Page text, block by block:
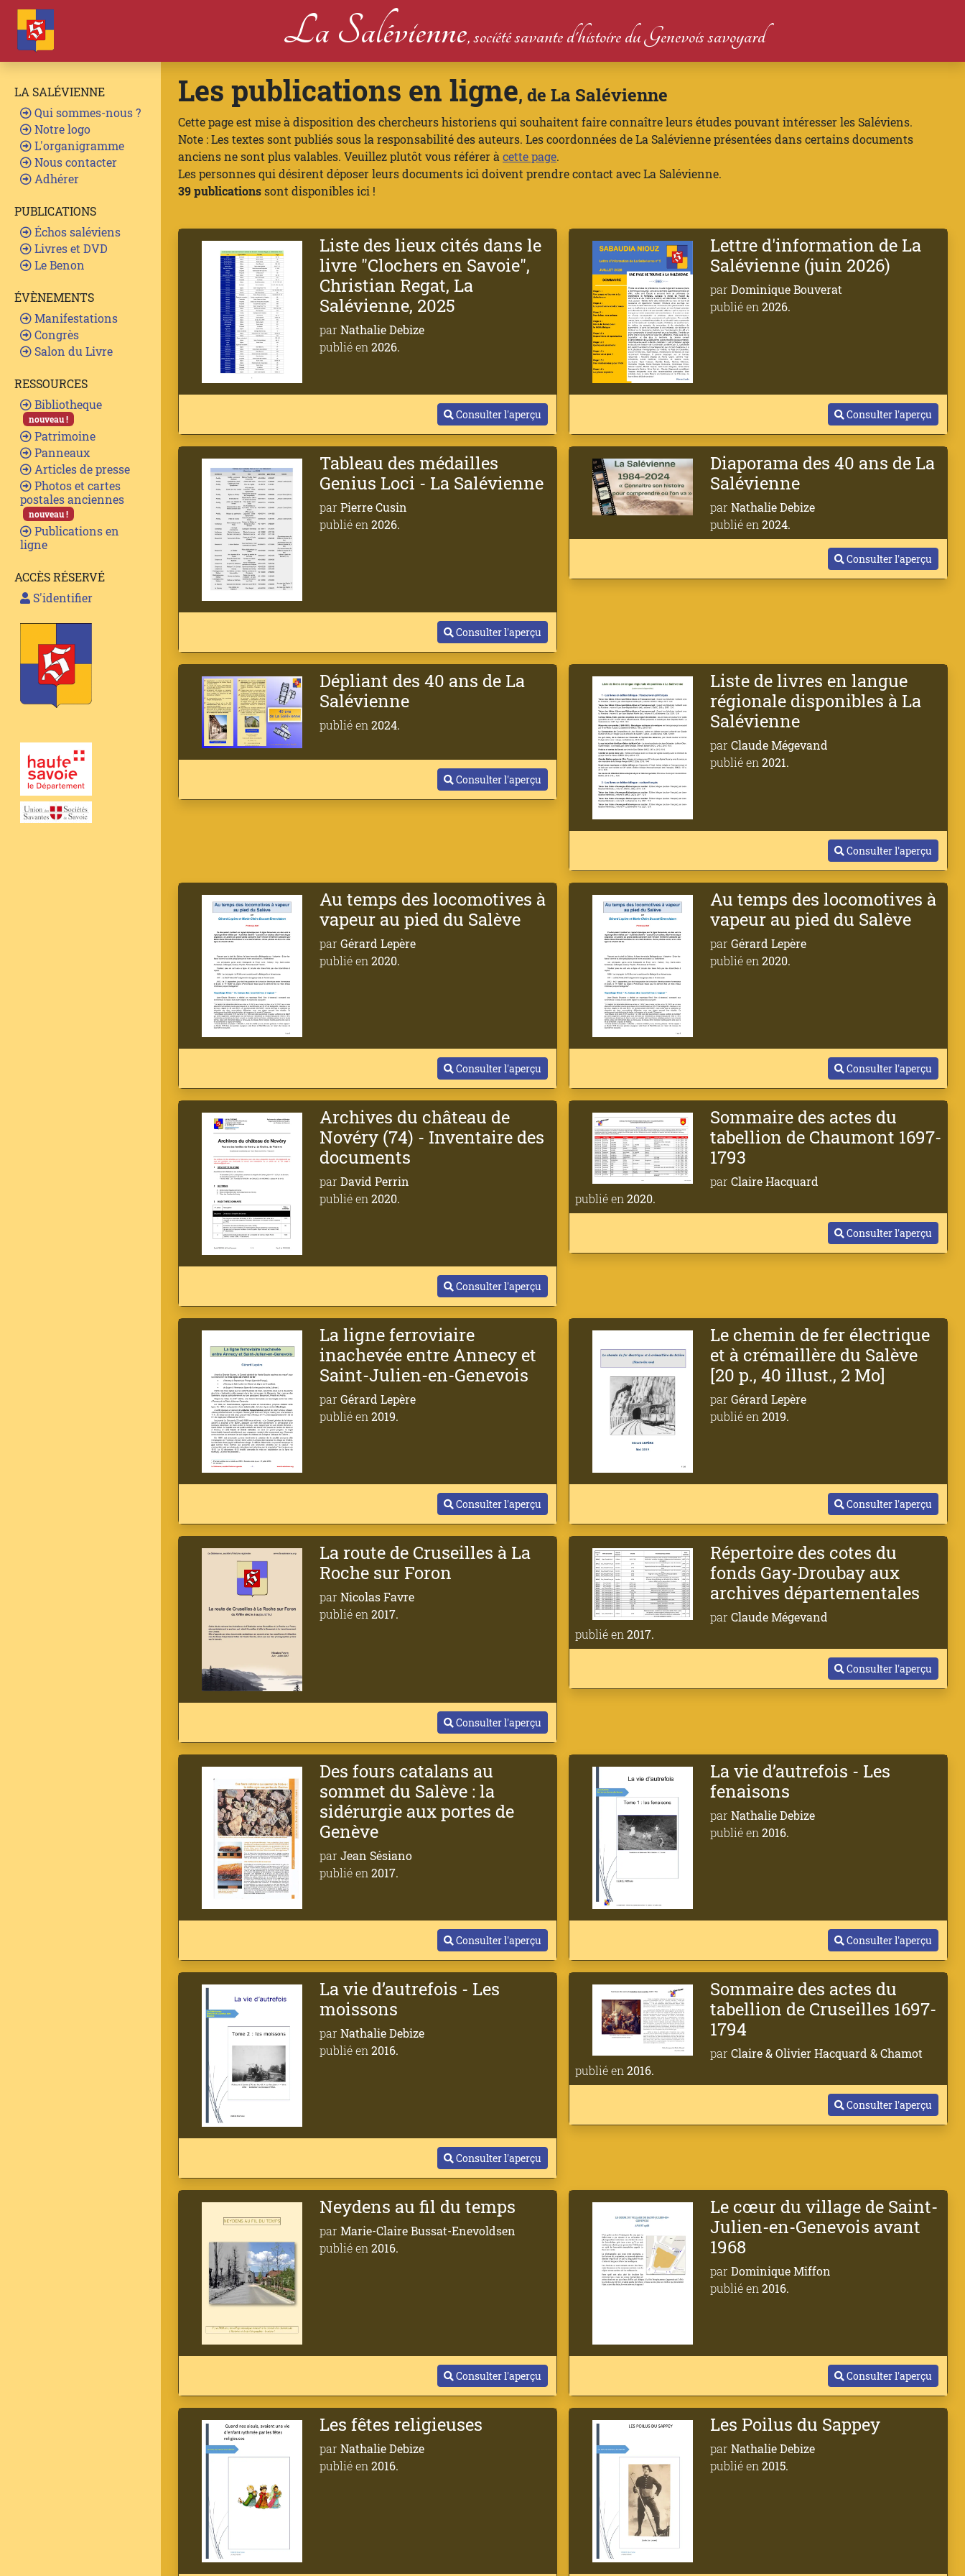
La Salévienne, société savante d'histoire du Genevois savoyard
LA SALÉVIENNE
Qui sommes-nous ?
Notre logo
L'organigramme
Nous contacter
Adhérer
PUBLICATIONS
Échos saléviens
Livres et DVD
Le Benon
ÉVÈNEMENTS
Manifestations
Congrès
Salon du Livre
RESSOURCES
Bibliotheque
nouveau !
Patrimoine
Panneaux
Articles de presse
Photos et cartes
postales anciennes
nouveau !
Publications en
ligne
ACCÈS RÉSERVÉ
S'identifier
Les publications en ligne, de La Salévienne
Cette page est mise à disposition des chercheurs historiens qui souhaitent faire connaître leurs études pouvant intéresser les Saléviens.
Note : Les textes sont publiés sous la responsabilité des auteurs. Les coordonnées de La Salévienne présentées dans certains documents
anciens ne sont plus valables. Veuillez plutôt vous référer à cette page.
Les personnes qui désirent déposer leurs documents ici doivent prendre contact avec La Salévienne.
39 publicationssont disponibles ici !
Liste des lieux cités dans le
livre "Clochers en Savoie",
Christian Regat, La
Salévienne, 2025
par Nathalie Debize
publié en 2026.
Consulter l'aperçu
Lettre d'information de La
Salévienne (juin 2026)
par Dominique Bouverat
publié en 2026.
Consulter l'aperçu
Tableau des médailles
Genius Loci - La Salévienne
par Pierre Cusin
publié en2026.
Consulter l'aperçu
Diaporama des 40 ans de La
Salévienne
par Nathalie Debize
publié en2024.
Consulter l'aperçu
Dépliant des 40 ans de La
Salévienne
publié en2024.
Consulter l'aperçu
Liste de livres en langue
régionale disponibles à La
Salévienne
par Claude Mégevand
publié en2021.
Consulter l'aperçu
Au temps des locomotives à
vapeur au pied du Salève
par Gérard Lepère
publié en 2020.
Consulter l'aperçu
Au temps des locomotives à
vapeur au pied du Salève
par Gérard Lepère
publié en 2020.
Consulter l'aperçu
Archives du château de
Novéry (74) - Inventaire des
documents
par David Perrin
publié en 2020.
Consulter l'aperçu
Sommaire des actes du
tabellion de Chaumont 1697-
1793
par Claire Hacquard
publié en 2020.
Consulter l'aperçu
La ligne ferroviaire
inachevée entre Annecy et
Saint-Julien-en-Genevois
par Gérard Lepère
publié en 2019.
Consulter l'aperçu
Le chemin de fer électrique
et à crémaillère du Salève
[20 p., 40 illust., 2 Mo]
par Gérard Lepère
publié en 2019.
Consulter l'aperçu
La route de Cruseilles à La
Roche sur Foron
par Nicolas Favre
publié en2017.
Consulter l'aperçu
Répertoire des cotes du
fonds Gay-Droubay aux
archives départementales
par Claude Mégevand
publié en2017.
Consulter l'aperçu
Des fours catalans au
sommet du Salève : la
sidérurgie aux portes de
Genève
par Jean Sésiano
publié en 2017.
Consulter l'aperçu
La vie d’autrefois - Les
fenaisons
par Nathalie Debize
publié en 2016.
Consulter l'aperçu
La vie d’autrefois - Les
moissons
par Nathalie Debize
publié en 2016.
Consulter l'aperçu
Sommaire des actes du
tabellion de Cruseilles 1697-
1794
par Claire & Olivier Hacquard & Chamot
publié en 2016.
Consulter l'aperçu
Neydens au fil du temps
par Marie-Claire Bussat-Enevoldsen
publié en 2016.
Consulter l'aperçu
Le cœur du village de Saint-
Julien-en-Genevois avant
1968
par Dominique Miffon
publié en 2016.
Consulter l'aperçu
Les fêtes religieuses
par Nathalie Debize
publié en2016.
Les Poilus du Sappey
par Nathalie Debize
publié en2015.